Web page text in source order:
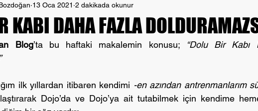
KABI DAHA FAZLA
13 Oca 2021 2 dakikada okunur
Blog’ta bu haftaki makalemin konusu;
“Dolu Bir Kabı
ilk yıllardan itibaren kendimi -en azından antrenmanlarım
Dojo’da ve Dojo’ya ait tutabilmek için kendime